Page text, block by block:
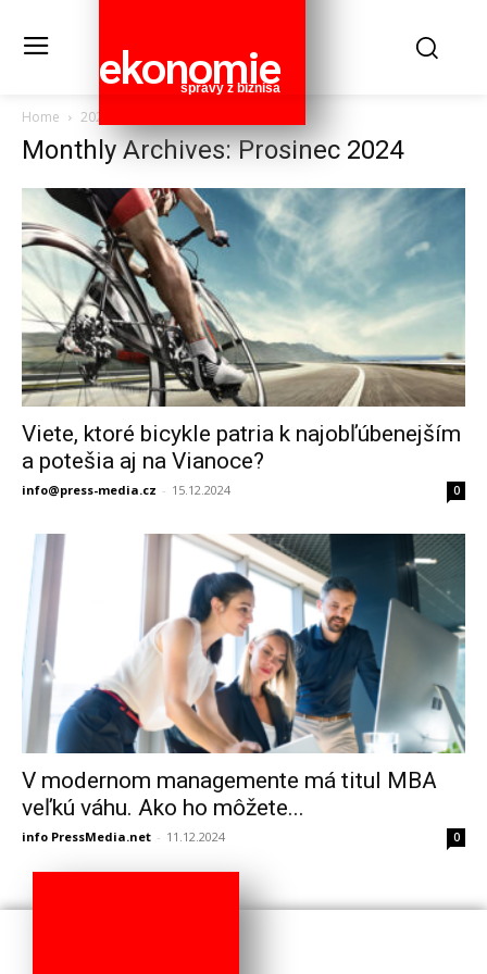
ekonomie
správy z biznisa
Home 2024
Monthly Archives: Prosinec 2024
Viete, ktoré bicykle patria k najobľúbenejším
a potešia aj na Vianoce?
info@press-media.cz - 15.12.2024 0
V modernom managemente má titul MBA
veľkú váhu. Ako ho môžete...
info PressMedia.net - 11.12.2024 0